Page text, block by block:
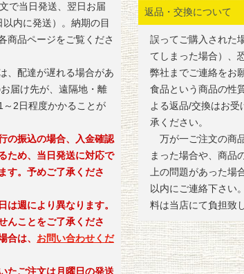
で当日発送、翌日お届
内に発送）。納期の目
商品ページをご覧くださ
、配達が遅れる場合があ
届け先が、遠隔地・離
2日程度かかることが
の振込の場合、入金確認
ため、当日発送に対応で
す。予めご了承くださ
は週により異なります。
んことをご了承くださ
合は、 お問い合わせくだ
たご注文は月曜日の発送
返品・交換について
誤ってご購入された
てしまった場合）、
弊社までご連絡をお
食品という商品の性
よる返品/交換はお受
承ください。
万が一ご注文の商
まった場合や、商品
上の問題があった場
以内にご連絡下さい
料は当店にて負担致